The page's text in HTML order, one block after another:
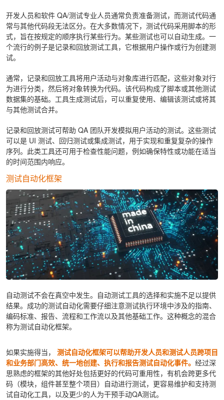
开发人员和软件 QA/测试专业人员通常负责准备测试，而测试代码通
常与其他代码段无法区分。在大多数情况下，测试代码采用脚本的形
式，旨在按规定的顺序执行某些行为。某些测试也可以自动生成。一
个流行的例子是记录和回放测试工具，它根据用户操作或行为创建测
试。
通常，记录和回放工具将用户活动与对象库进行匹配，这些对象对行
为进行分类，然后将对象转换为代码。该代码构成了脚本或其他测试
数据集的基础。工具生成测试后，可以重复使用、编辑该测试或将其
与其他测试合并。
记录和回放测试可帮助 QA 团队开发模拟用户活动的测试。这些测试
可以是 UI 测试、回归测试或集成测试，用于实现和重复复杂的操作
序列。此类工具还可用于检查性能问题，例如确保特性或功能在适当
的时间范围内响应。
测试自动化框架
自动测试不会在真空中发生。自动测试工具的选择和实施不足以提供
结果。成功的测试自动化需要仔细注意测试执行环境中涉及的指南、
编码标准、报告、流程和工作流以及其他基础工作。这种概念的混合
称为测试自动化框架。
如果实施得当， 测试自动化框架可以帮助开发人员和测试人员跨项目
和业务部门高效、统一地创建、执行和报告测试自动化事件。 经过深
思熟虑的框架的其他好处包括更好的代码可重用性，有机会跨更多代
码（模块，组件甚至整个项目）自动进行测试，更容易维护和支持测
试自动化工具，以及更少的人为干预手动QA测试。